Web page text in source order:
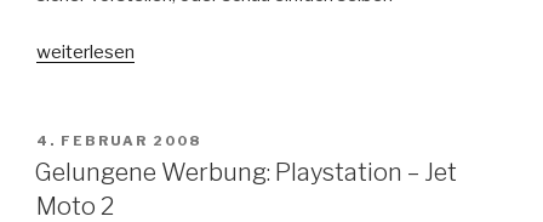
„Männerträume
–
Playstation
4
weiterlesen
VERÖFFENTLICHT
AM
4. FEBRUAR 2008
Gelungene Werbung: Playstation – Jet
Moto 2